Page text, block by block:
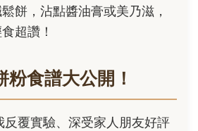
鬆餅，沾點醬油膏或美乃滋，
超讚！
食譜大公開！
反覆實驗、深受家人朋友好評